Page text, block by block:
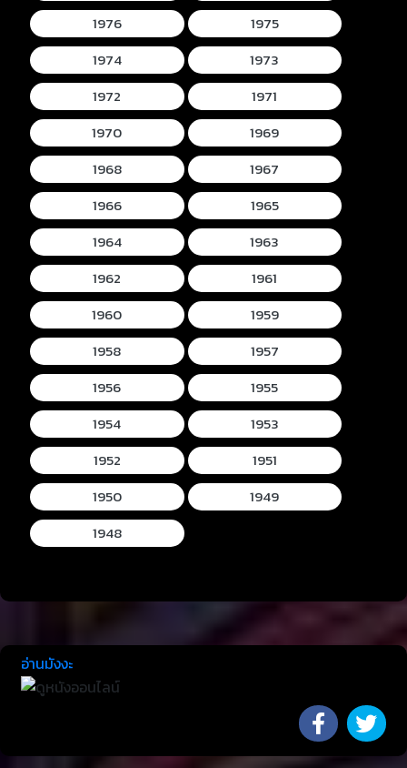
1976
1975
1974
1973
1972
1971
1970
1969
1968
1967
1966
1965
1964
1963
1962
1961
1960
1959
1958
1957
1956
1955
1954
1953
1952
1951
1950
1949
1948
อ่านมังงะ